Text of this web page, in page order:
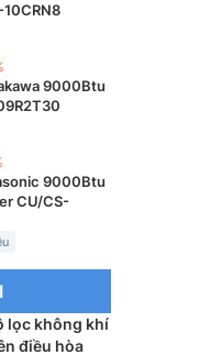
9000Btu
9000Btu
CU/CS-
lọc không khí
điều hòa